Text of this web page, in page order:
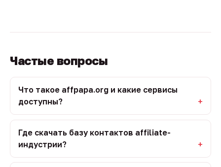
Частые вопросы
Что такое affpapa.org и какие сервисы
доступны?
Где скачать базу контактов affiliate-
индустрии?